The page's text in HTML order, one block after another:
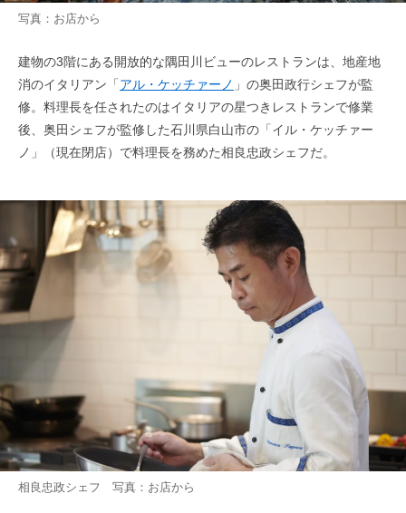
写真：お店から
建物の3階にある開放的な隅田川ビューのレストランは、地産地
消のイタリアン「アル・ケッチァーノ 」の奥田政行シェフが監
修。料理長を任されたのはイタリアの星つきレストランで修業
後、奥田シェフが監修した石川県白山市の「イル・ケッチァー
ノ」（現在閉店）で料理長を務めた相良忠政シェフだ。
相良忠政シェフ 写真：お店から